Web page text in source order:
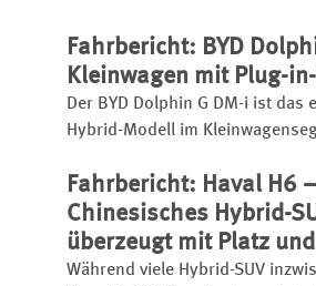
Fahreindruck im Überblick.
Fahrbericht: BYD
Kleinwagen mit Plug-
Der BYD Dolphin G DM-i ist das
Hybrid-Modell im
bis zu 105 Kilometer, insgesamt
1.040 Kilometer weit kommen.
Fahrbericht: Haval H6 –
Chinesisches Hybrid-
überzeugt mit Platz
Während viele Hybrid-SUV